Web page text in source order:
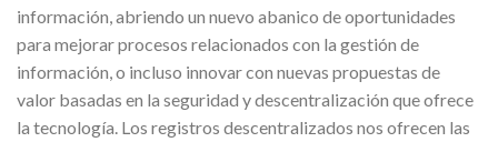
información, abriendo un nuevo abanico de oportunidades
para mejorar procesos relacionados con la gestión de
información, o incluso innovar con nuevas propuestas de
valor basadas en la seguridad y descentralización que ofrece
la tecnología. Los registros descentralizados nos ofrecen las